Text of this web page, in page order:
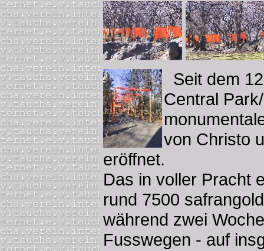
Seit dem
Central
von Christo
eröffnet.
Das in voller Pracht
rund 7500
während zwei
Fusswegen - auf